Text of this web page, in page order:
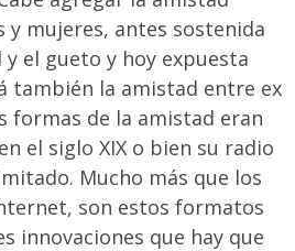
y mujeres, antes sostenida
el gueto y hoy expuesta
también la amistad entre ex
formas de la amistad eran
el siglo XIX o bien su radio
Mucho más que los
son estos formatos
innovaciones que hay que